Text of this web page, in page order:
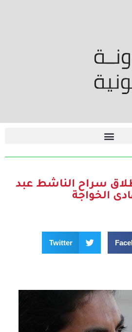
سراح الناشط عبد
الخواجة
Twitter